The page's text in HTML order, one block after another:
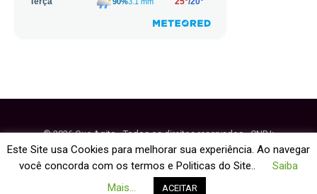
© 2026 Que Agito - Todos os direitos reservados - CNPJ:
64.884.270/0001-95
Política de Cookies
Este Site usa Cookies para melhorar sua experiência. Ao navegar
você concorda com os termos e Politicas do Site..
Saiba
Mais...
ACEITAR